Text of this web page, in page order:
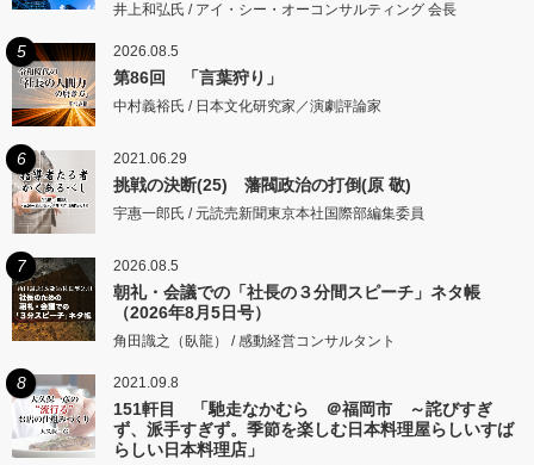
井上和弘氏 / アイ・シー・オーコンサルティング 会長
5 2026.08.5
第86回 「言葉狩り」
中村義裕氏 / 日本文化研究家／演劇評論家
6 2021.06.29
挑戦の決断(25) 藩閥政治の打倒(原 敬)
宇惠一郎氏 / 元読売新聞東京本社国際部編集委員
7 2026.08.5
朝礼・会議での「社長の３分間スピーチ」ネタ帳
（2026年8月5日号）
角田識之（臥龍） / 感動経営コンサルタント
8 2021.09.8
151軒目 「馳走なかむら ＠福岡市 ～詫びすぎ
ず、派手すぎず。季節を楽しむ日本料理屋らしいすば
らしい日本料理店」